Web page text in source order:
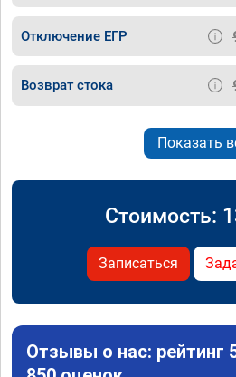
Отключение ЕГР
Возврат стока
Показать
Стоимость:
Записаться
Отзывы о нас: рейтинг